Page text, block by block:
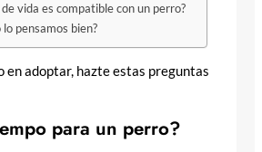
vida es compatible con un perro?
lo pensamos bien?
en adoptar, hazte estas preguntas
para un perro?